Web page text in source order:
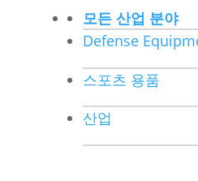
모든 산업 분야
Defense
스포츠 용품
산업